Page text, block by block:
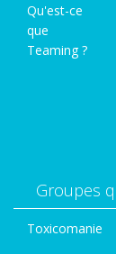
Qu'est-ce
que
Teaming ?
Groupes
Toxicomanie